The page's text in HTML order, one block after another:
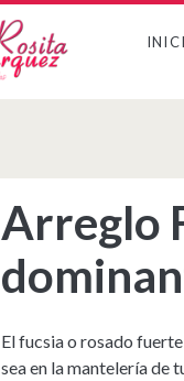
Arreglo
El fucsia o rosado
sea en la mantelería de